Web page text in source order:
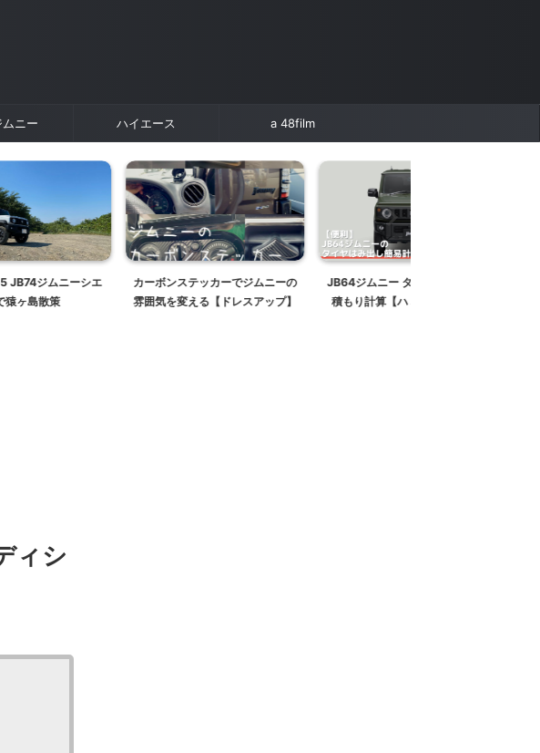
ニー ハイエース a 48film
カーボンステッカーでジムニーの
雰囲気を変える【ドレスアップ】
JB64ジムニー タイヤはみ出し見
積もり計算【ハミタイはやめよ
ィシ